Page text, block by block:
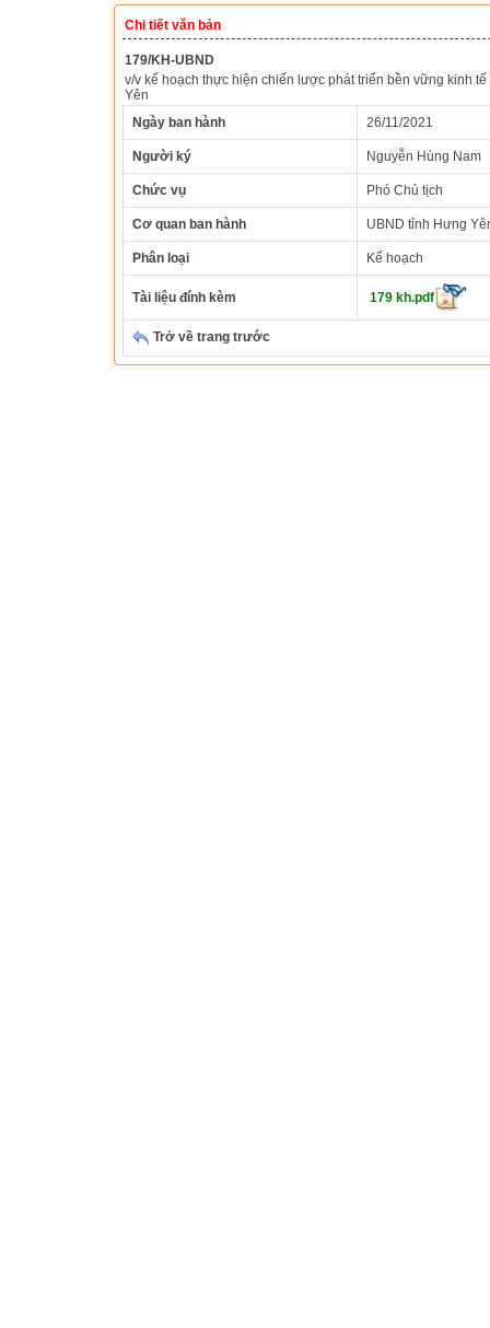
Chi tiết văn bản
179/KH-UBND
v/v kế hoạch thực hiện chiến lược phát triển bền vững kinh
Yên
Ngày ban hành
26/11/2021
Người ký Nguyễn Hùng Nam
Chức vụ Phó Chủ tịch
Cơ quan ban hành UBND tỉnh Hưng
Phân loại Kế hoạch
Tài liệu đính kèm 179 kh.pdf
Trở về trang trước